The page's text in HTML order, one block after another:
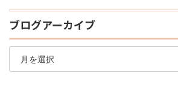
ブログアーカイブ
ブ
グ